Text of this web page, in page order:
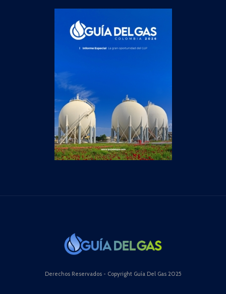
Derechos Reservados - Copyright Guía Del Gas 2025